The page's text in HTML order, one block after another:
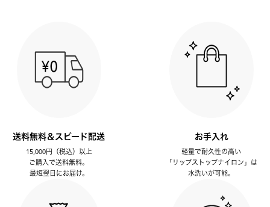
送料無料＆スピード配送
15,000円（税込）以上
ご購入で送料無料。
最短翌日にお届け。
お手入れ
軽量で耐久性の高い
「リップストップナイロン」は
水洗いが可能。